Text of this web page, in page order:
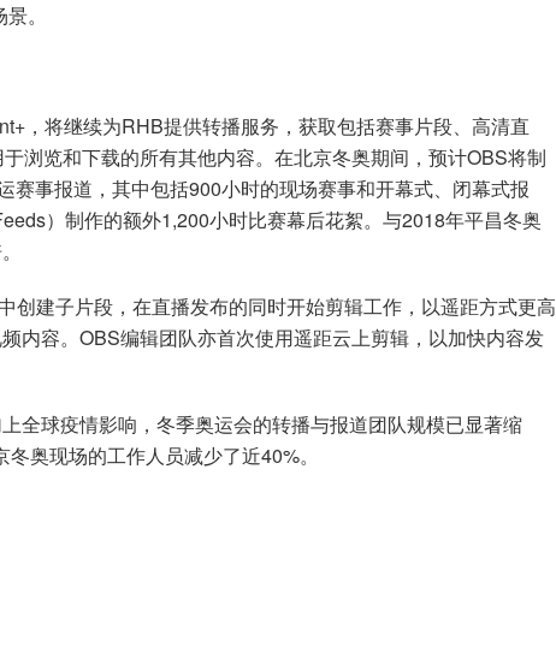
。
，将继续为RHB提供转播服务，获取包括赛事片段、高清直
浏览和下载的所有其他内容。在北京冬奥期间，预计OBS将制
赛事报道，其中包括900小时的现场赛事和开幕式、闭幕式报
）制作的额外1,200小时比赛幕后花絮。与2018年平昌冬奥
创建子片段，在直播发布的同时开始剪辑工作，以遥距方式更高
内容。OBS编辑团队亦首次使用遥距云上剪辑，以加快内容发
全球疫情影响，冬季奥运会的转播与报道团队规模已显著缩
奥现场的工作人员减少了近40%。